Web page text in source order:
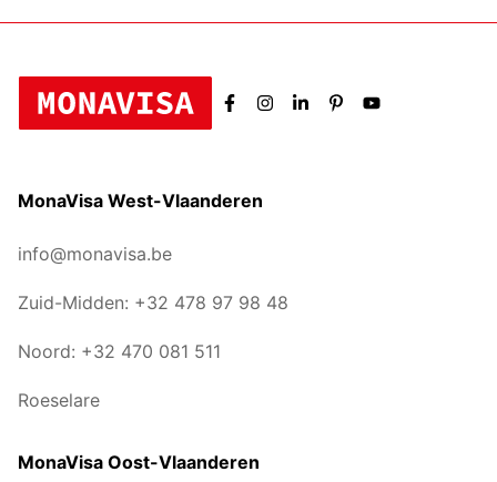
MonaVisa West-Vlaanderen
info@monavisa.be
Zuid-Midden: +32 478 97 98 48
Noord: +32 470 081 511
Roeselare
MonaVisa Oost-Vlaanderen